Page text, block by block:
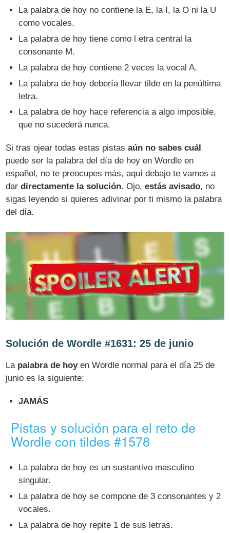
La palabra de hoy no contiene la E, la I, la O ni la U
como vocales.
La palabra de hoy tiene como l etra central la
consonante M.
La palabra de hoy contiene 2 veces la vocal A.
La palabra de hoy debería llevar tilde en la penúltima
letra.
La palabra de hoy hace referencia a algo imposible,
que no sucederá nunca.
Si tras ojear todas estas pistasaún no sabes cuál
puede ser la palabra del día de hoy en Wordle en
español, no te preocupes más, aquí debajo te vamos a
dardirectamente la solución. Ojo,estás avisado, no
sigas leyendo si quieres adivinar por ti mismo la palabra
del día.
Solución de Wordle #1631: 25 de junio
La palabra de hoyen Wordle normal para el día 25 de
junio es la siguiente:
JAMÁS
Pistas y solución para el reto de
Wordle con tildes #1578
La palabra de hoy es un sustantivo masculino
singular.
La palabra de hoy se compone de 3 consonantes y 2
vocales.
La palabra de hoy repite 1 de sus letras.